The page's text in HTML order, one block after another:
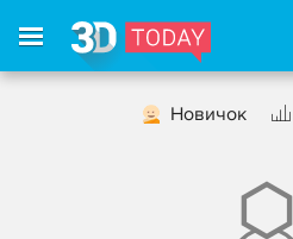
Новичок